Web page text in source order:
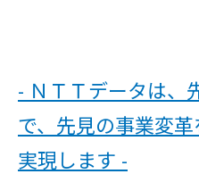
- ＮＴＴデータは、
で、先見の事業変
実現します -